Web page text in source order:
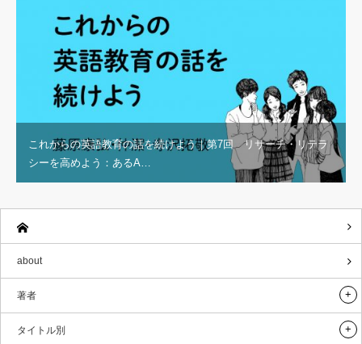
これからの英語教育の話を続けよう｜第7回 リサーチ・リテラ
シーを高めよう：あるA…
about
著者
タイトル別